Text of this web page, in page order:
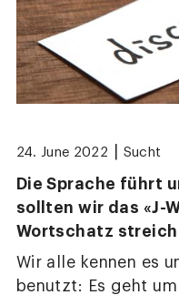
24. June 2022 Sucht
Die Sprache führt
sollten wir das «J-
Wortschatz
Wir alle kennen es
benutzt: Es geht